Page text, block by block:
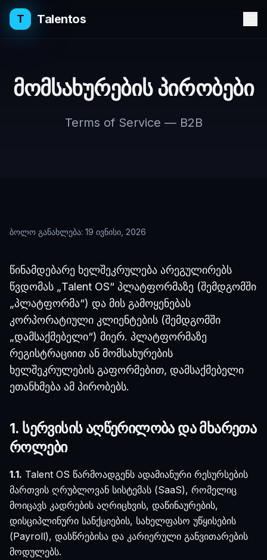
T Talentos
მომსახურების პირობები
Terms of Service — B2B
ბოლო განახლება: 19 ივნისი, 2026
წინამდებარე ხელშეკრულება არეგულირებს
წვდომას „Talent OS“ პლატფორმაზე (შემდგომში
„პლატფორმა“) და მის გამოყენებას
კორპორატიული კლიენტების (შემდგომში
„დამსაქმებელი“) მიერ. პლატფორმაზე
რეგისტრაციით ან მომსახურების
ხელშეკრულების გაფორმებით, დამსაქმებელი
ეთანხმება ამ პირობებს.
1. სერვისის აღწერილობა და მხარეთა
როლები
1.1. Talent OS წარმოადგენს ადამიანური რესურსების
მართვის ღრუბლოვან სისტემას (SaaS), რომელიც
მოიცავს კადრების აღრიცხვის, დაწინაურების,
დისციპლინური სანქციების, სახელფასო უწყისების
(Payroll), დასწრებისა და კარიერული განვითარების
მოდულებს.